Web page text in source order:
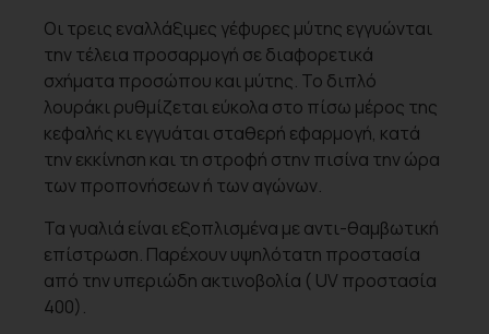
Οι τρεις εναλλάξιμες γέφυρες μύτης εγγυώνται
την τέλεια προσαρμογή σε διαφορετικά
σχήματα προσώπου και μύτης. Το διπλό
λουράκι ρυθμίζεται εύκολα στο πίσω μέρος της
κεφαλής κι εγγυάται σταθερή εφαρμογή, κατά
την εκκίνηση και τη στροφή στην πισίνα την ώρα
των προπονήσεων ή των αγώνων.
Τα γυαλιά είναι εξοπλισμένα με αντι-θαμβωτική
επίστρωση. Παρέχουν υψηλότατη προστασία
από την υπεριώδη ακτινοβολία ( UV προστασία
400).